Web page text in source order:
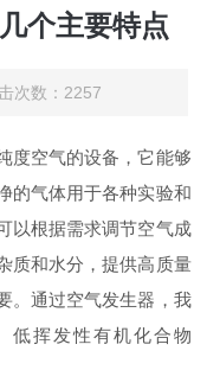
个主要特点
次数：2257
空气的设备，它能够
的气体用于各种实验和
以根据需求调节空气成
质和水分，提供高质量
。通过空气发生器，我
低挥发性有机化合物